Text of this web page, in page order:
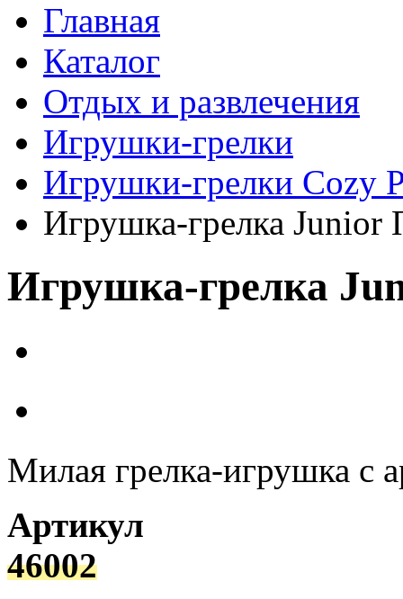
Главная
Каталог
Отдых и развлечения
Игрушки-грелки
Игрушки-грелки Cozy
Игрушка-грелка
Игрушка-грелка
Милая грелка-игрушка с
Артикул
46002